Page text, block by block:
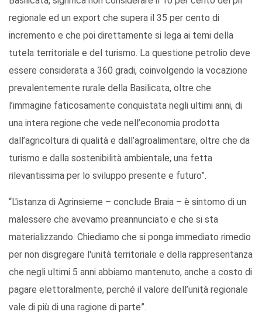
regionale ed un export che supera il 35 per cento di
incremento e che poi direttamente si lega ai temi della
tutela territoriale e del turismo. La questione petrolio deve
essere considerata a 360 gradi, coinvolgendo la vocazione
prevalentemente rurale della Basilicata, oltre che
l’immagine faticosamente conquistata negli ultimi anni, di
una intera regione che vede nell’economia prodotta
dall’agricoltura di qualità e dall’agroalimentare, oltre che da
turismo e dalla sostenibilità ambientale, una fetta
rilevantissima per lo sviluppo presente e futuro”.
“L'istanza di Agrinsieme – conclude Braia – è sintomo di un
malessere che avevamo preannunciato e che si sta
materializzando. Chiediamo che si ponga immediato rimedio
per non disgregare l'unità territoriale e della rappresentanza
che negli ultimi 5 anni abbiamo mantenuto, anche a costo di
pagare elettoralmente, perché il valore dell’unità regionale
vale di più di una ragione di parte”.